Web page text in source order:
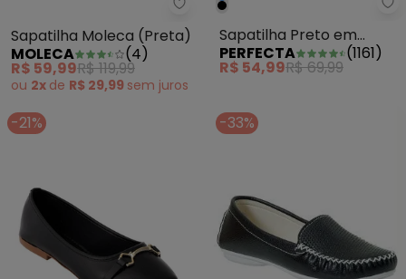
Sapatilha Moleca (Preta)
Sapatilha Moleca (Preta)
MOLECA
(4)
R$ 59,99R$ 119,99
ou 2x de R$ 29,99 sem juros
Sapatilha Preto em
Sintético
PERFECTA (1161)
R$ 54,99R$ 69,99
-21% -33%